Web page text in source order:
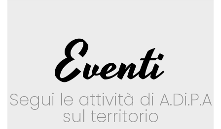
Eventi
Segui le attività di A.Di.P.A
sul territorio